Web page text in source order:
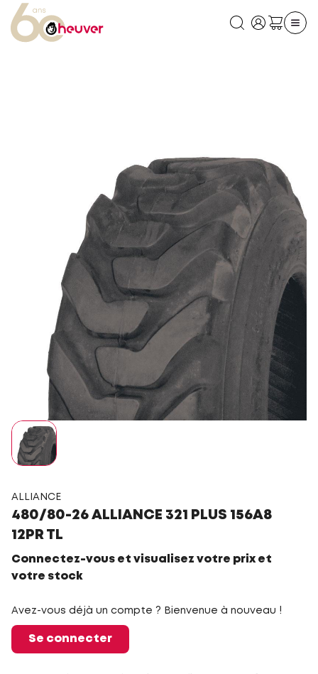
ALLIANCE
480/80-26 ALLIANCE 321 PLUS 156A8
12PR TL
Connectez-vous et visualisez votre prix et
votre stock
Avez-vous déjà un compte ? Bienvenue à nouveau !
Se connecter